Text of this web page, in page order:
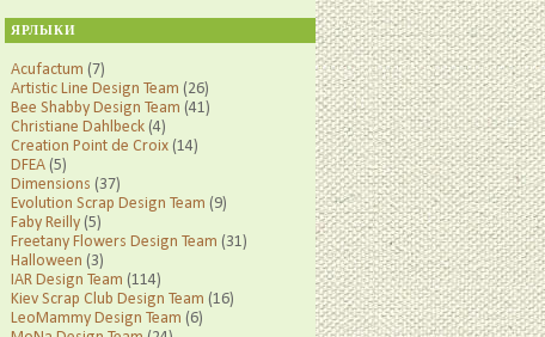
ЯРЛЫКИ
Acufactum (7)
Artistic Line Design Team (26)
Bee Shabby Design Team (41)
Christiane Dahlbeck (4)
Creation Point de Croix (14)
DFEA (5)
Dimensions (37)
Evolution Scrap Design Team (9)
Faby Reilly (5)
Freetany Flowers Design Team (31)
Halloween (3)
IAR Design Team (114)
Kiev Scrap Club Design Team (16)
LeoMammy Design Team (6)